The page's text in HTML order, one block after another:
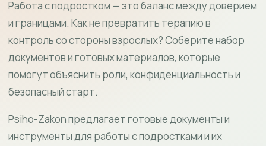
Работа с подростком — это баланс между доверием
и границами. Как не превратить терапию в
контроль со стороны взрослых? Соберите набор
документов и готовых материалов, которые
помогут объяснить роли, конфиденциальность и
безопасный старт.
Psiho-Zakon предлагает готовые документы и
инструменты для работы с подростками и их